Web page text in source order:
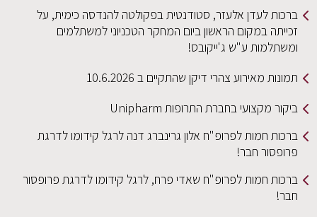
ברכות לעדן אלעזר, סטודנטית בפקולטה להנדסה כימית, על
זכייתה במקום הראשון ביום המחקר הטכניוני למשתלמים
ומשתלמות ע"ש ג'ייקובס!
תמונות מאירוע צהרי דיקן שהתקיים ב 10.6.2026
ביקור מקצועי בחברת התרופות Unipharm
ברכות חמות לפרופ"ח אלון גרינברג דנה לרגל קידומו לדרגת
פרופסור חבר!
ברכות חמות לפרופ"ח שאדי פרח, לרגל קידומו לדרגת פרופסור
חבר!